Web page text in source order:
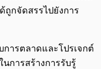
ถูกจัดสรรไปยังการ
ารตลาดและโปรเจกต์
การสร้างการรับรู้